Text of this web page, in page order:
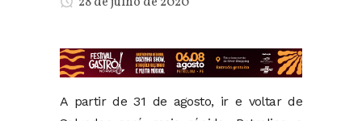
A partir de 31 de agosto, ir e voltar de